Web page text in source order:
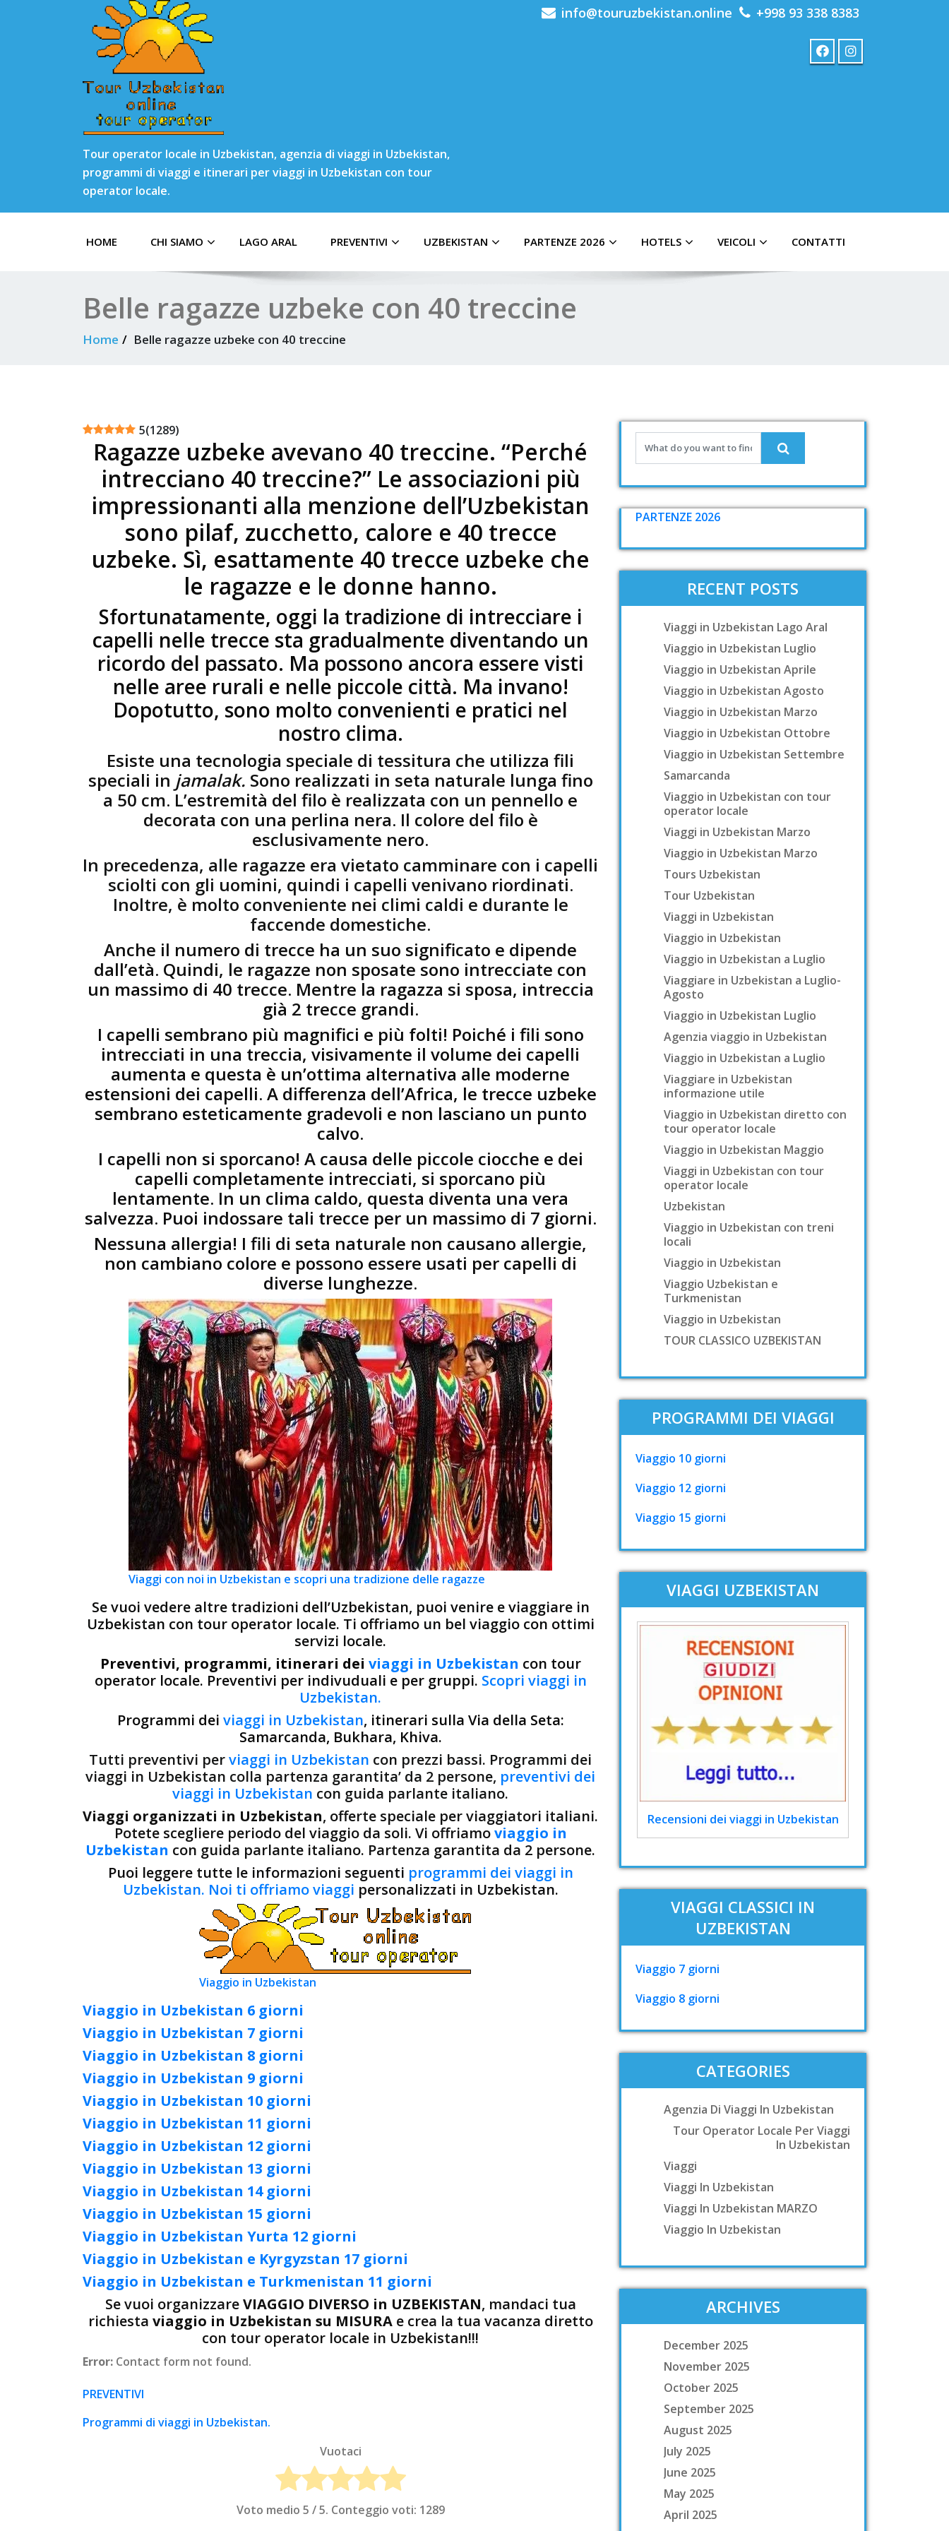
Tour operator locale in Uzbekistan, agenzia di viaggi in Uzbekistan,
programmi di viaggi e itinerari per viaggi in Uzbekistan con tour
operator locale.
info@touruzbekistan.online +998 93 338 8383
HOME CHI SIAMO LAGO ARAL PREVENTIVI UZBEKISTAN PARTENZE 2026 HOTELS VEICOLI CONTATTI
Belle ragazze uzbeke con 40 treccine
Home Belle ragazze uzbeke con 40 treccine
5(1289)
Ragazze uzbeke avevano 40 treccine. “Perché
intrecciano 40 treccine?” Le associazioni più
impressionanti alla menzione dell’Uzbekistan
sono pilaf, zucchetto, calore e 40 trecce
uzbeke. Sì, esattamente 40 trecce uzbeke che
le ragazze e le donne hanno.
Sfortunatamente, oggi la tradizione di intrecciare i
capelli nelle trecce sta gradualmente diventando un
ricordo del passato. Ma possono ancora essere visti
nelle aree rurali e nelle piccole città. Ma invano!
Dopotutto, sono molto convenienti e pratici nel
nostro clima.
Esiste una tecnologia speciale di tessitura che utilizza fili
speciali in jamalak. Sono realizzati in seta naturale lunga fino
a 50 cm. L’estremità del filo è realizzata con un pennello e
decorata con una perlina nera. Il colore del filo è
esclusivamente nero.
In precedenza, alle ragazze era vietato camminare con i capelli
sciolti con gli uomini, quindi i capelli venivano riordinati.
Inoltre, è molto conveniente nei climi caldi e durante le
faccende domestiche.
Anche il numero di trecce ha un suo significato e dipende
dall’età. Quindi, le ragazze non sposate sono intrecciate con
un massimo di 40 trecce. Mentre la ragazza si sposa, intreccia
già 2 trecce grandi.
I capelli sembrano più magnifici e più folti! Poiché i fili sono
intrecciati in una treccia, visivamente il volume dei capelli
aumenta e questa è un’ottima alternativa alle moderne
estensioni dei capelli. A differenza dell’Africa, le trecce uzbeke
sembrano esteticamente gradevoli e non lasciano un punto
calvo.
I capelli non si sporcano! A causa delle piccole ciocche e dei
capelli completamente intrecciati, si sporcano più
lentamente. In un clima caldo, questa diventa una vera
salvezza. Puoi indossare tali trecce per un massimo di 7 giorni.
Nessuna allergia! I fili di seta naturale non causano allergie,
non cambiano colore e possono essere usati per capelli di
diverse lunghezze.
Viaggi con noi in Uzbekistan e scopri una tradizione delle ragazze
Se vuoi vedere altre tradizioni dell’Uzbekistan, puoi venire e viaggiare in
Uzbekistan con tour operator locale. Ti offriamo un bel viaggio con ottimi
servizi locale.
Preventivi, programmi, itinerari dei viaggi in Uzbekistan con tour
operator locale. Preventivi per indivuduali e per gruppi. Scopri viaggi in
Uzbekistan.
Programmi dei viaggi in Uzbekistan, itinerari sulla Via della Seta:
Samarcanda, Bukhara, Khiva.
Tutti preventivi perviaggi in Uzbekistan con prezzi bassi. Programmi dei
viaggi in Uzbekistan colla partenza garantita’ da 2 persone, preventivi dei
viaggi in Uzbekistan con guida parlante italiano.
Viaggi organizzati in Uzbekistan, offerte speciale per viaggiatori italiani.
Potete scegliere periodo del viaggio da soli. Vi offriamoviaggio in
Uzbekistan con guida parlante italiano. Partenza garantita da 2 persone.
Puoi leggere tutte le informazioni seguenti programmi dei viaggi in
Uzbekistan. Noi ti offriamo viaggi personalizzati in Uzbekistan.
Viaggio in Uzbekistan
Viaggio in Uzbekistan 6 giorni
Viaggio in Uzbekistan 7 giorni
Viaggio in Uzbekistan 8 giorni
Viaggio in Uzbekistan 9 giorni
Viaggio in Uzbekistan 10 giorni
Viaggio in Uzbekistan 11 giorni
Viaggio in Uzbekistan 12 giorni
Viaggio in Uzbekistan 13 giorni
Viaggio in Uzbekistan 14 giorni
Viaggio in Uzbekistan 15 giorni
Viaggio in Uzbekistan Yurta 12 giorni
Viaggio in Uzbekistan e Kyrgyzstan 17 giorni
Viaggio in Uzbekistan e Turkmenistan 11 giorni
Se vuoi organizzareVIAGGIO DIVERSO in UZBEKISTAN, mandaci tua
richiesta viaggio in Uzbekistan su MISURA e crea la tua vacanza diretto
con tour operator locale in Uzbekistan!!!
Error: Contact form not found.
PREVENTIVI
Programmi di viaggi in Uzbekistan.
Vuotaci
Voto medio 5 / 5. Conteggio voti: 1289
PARTENZE 2026
RECENT POSTS
Viaggi in Uzbekistan Lago Aral
Viaggio in Uzbekistan Luglio
Viaggio in Uzbekistan Aprile
Viaggio in Uzbekistan Agosto
Viaggio in Uzbekistan Marzo
Viaggio in Uzbekistan Ottobre
Viaggio in Uzbekistan Settembre
Samarcanda
Viaggio in Uzbekistan con tour
operator locale
Viaggi in Uzbekistan Marzo
Viaggio in Uzbekistan Marzo
Tours Uzbekistan
Tour Uzbekistan
Viaggi in Uzbekistan
Viaggio in Uzbekistan
Viaggio in Uzbekistan a Luglio
Viaggiare in Uzbekistan a Luglio-
Agosto
Viaggio in Uzbekistan Luglio
Agenzia viaggio in Uzbekistan
Viaggio in Uzbekistan a Luglio
Viaggiare in Uzbekistan
informazione utile
Viaggio in Uzbekistan diretto con
tour operator locale
Viaggio in Uzbekistan Maggio
Viaggi in Uzbekistan con tour
operator locale
Uzbekistan
Viaggio in Uzbekistan con treni
locali
Viaggio in Uzbekistan
Viaggio Uzbekistan e
Turkmenistan
Viaggio in Uzbekistan
TOUR CLASSICO UZBEKISTAN
PROGRAMMI DEI VIAGGI
Viaggio 10 giorni
Viaggio 12 giorni
Viaggio 15 giorni
VIAGGI UZBEKISTAN
Recensioni dei viaggi in Uzbekistan
VIAGGI CLASSICI IN
UZBEKISTAN
Viaggio 7 giorni
Viaggio 8 giorni
CATEGORIES
Agenzia Di Viaggi In Uzbekistan
Tour Operator Locale Per Viaggi
In Uzbekistan
Viaggi
Viaggi In Uzbekistan
Viaggi In Uzbekistan MARZO
Viaggio In Uzbekistan
ARCHIVES
December 2025
November 2025
October 2025
September 2025
August 2025
July 2025
June 2025
May 2025
April 2025